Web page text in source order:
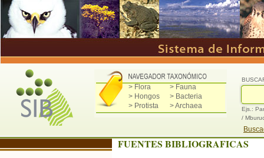
> Flora
> Fauna
> Hongos
> Bacteria
> Protista
> Archaea
Ejs.:
/
FUENTES BIBLIOGRAFICAS